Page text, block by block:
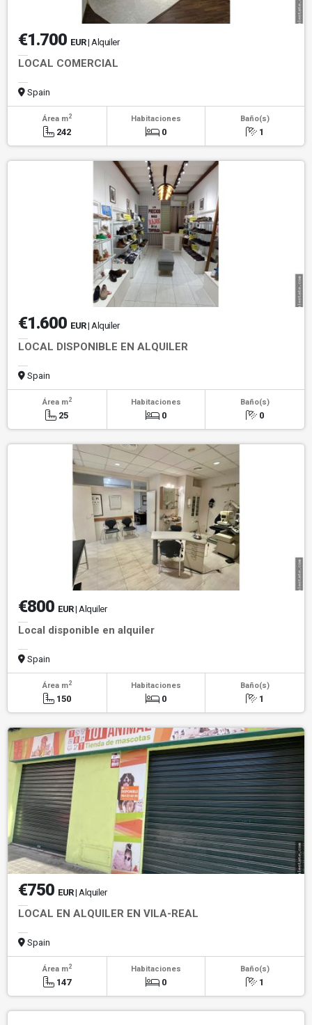
€1.700 EUR| Alquiler
LOCAL COMERCIAL
Spain
Área m2
242
Habitaciones
0
Baño(s)
1
€1.600 EUR| Alquiler
LOCAL DISPONIBLE EN ALQUILER
Spain
Área m2
25
Habitaciones
0
Baño(s)
0
€800 EUR| Alquiler
Local disponible en alquiler
Spain
Área m2
150
Habitaciones
0
Baño(s)
1
€750 EUR| Alquiler
LOCAL EN ALQUILER EN VILA-REAL
Spain
Área m2
147
Habitaciones
0
Baño(s)
1